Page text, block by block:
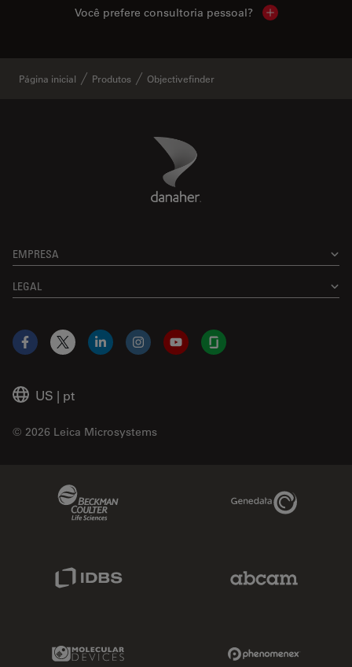
Você prefere consultoria pessoal? Show local
Página inicial Produtos Objectivefinder
Danaher Logo
EMPRESA
LEGAL
US | pt
© 2026 Leica Microsystems
Facebook
X LinkedInInstagramYouTubeGlassdoor
Genedata Link
Molecular Devices Link